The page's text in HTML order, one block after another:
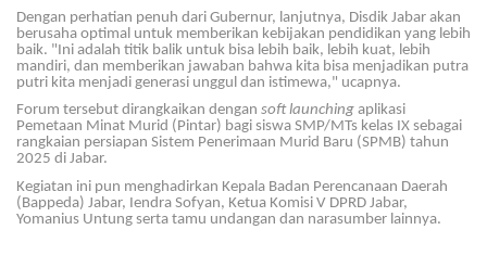
Dengan perhatian penuh dari Gubernur, lanjutnya, Disdik Jabar akan
berusaha optimal untuk memberikan kebijakan pendidikan yang lebih
baik. "Ini adalah titik balik untuk bisa lebih baik, lebih kuat, lebih
mandiri, dan memberikan jawaban bahwa kita bisa menjadikan putra
putri kita menjadi generasi unggul dan istimewa," ucapnya.
Forum tersebut dirangkaikan dengan soft launching aplikasi
Pemetaan Minat Murid (Pintar) bagi siswa SMP/MTs kelas IX sebagai
rangkaian persiapan Sistem Penerimaan Murid Baru (SPMB) tahun
2025 di Jabar.
Kegiatan ini pun menghadirkan Kepala Badan Perencanaan Daerah
(Bappeda) Jabar, Iendra Sofyan, Ketua Komisi V DPRD Jabar,
Yomanius Untung serta tamu undangan dan narasumber lainnya.